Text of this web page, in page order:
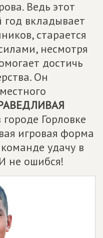
Ведь этот
год вкладывает
старается
несмотря
достичь
Он
Горловке
игровая форма
удачу в
не ошибся!